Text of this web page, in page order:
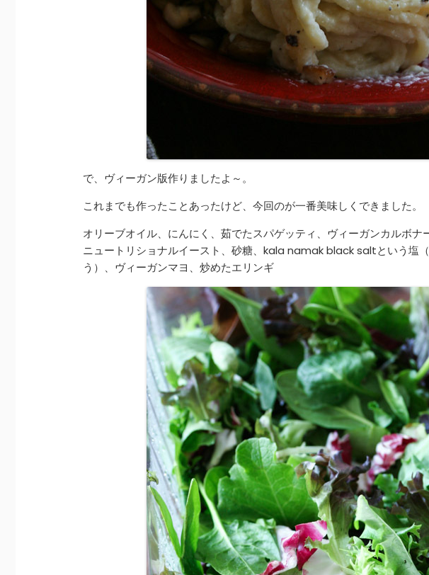
で、ヴィーガン版作りましたよ～。
これまでも作ったことあったけど、今回のが一番美味しくできました。
オリーブオイル、にんにく、茹でたスパゲッティ、ヴィーガンカルボナ
ニュートリショナルイースト、砂糖、kala namak black saltという塩
う）、ヴィーガンマヨ、炒めたエリンギ